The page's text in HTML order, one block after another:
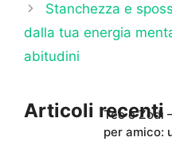
Stanchezza e
dalla tua energia
abitudini
Articoli recenti
Teo e Zodì
per amico: